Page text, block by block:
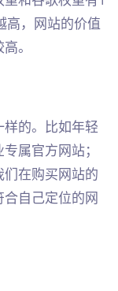
高，网站的价值
。
的。比如年轻
属官方网站；
在购买网站的
自己定位的网